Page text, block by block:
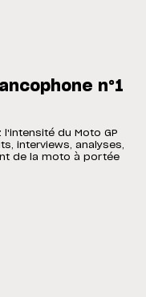
n°1
l'intensité du Moto GP
interviews, analyses,
de la moto à portée